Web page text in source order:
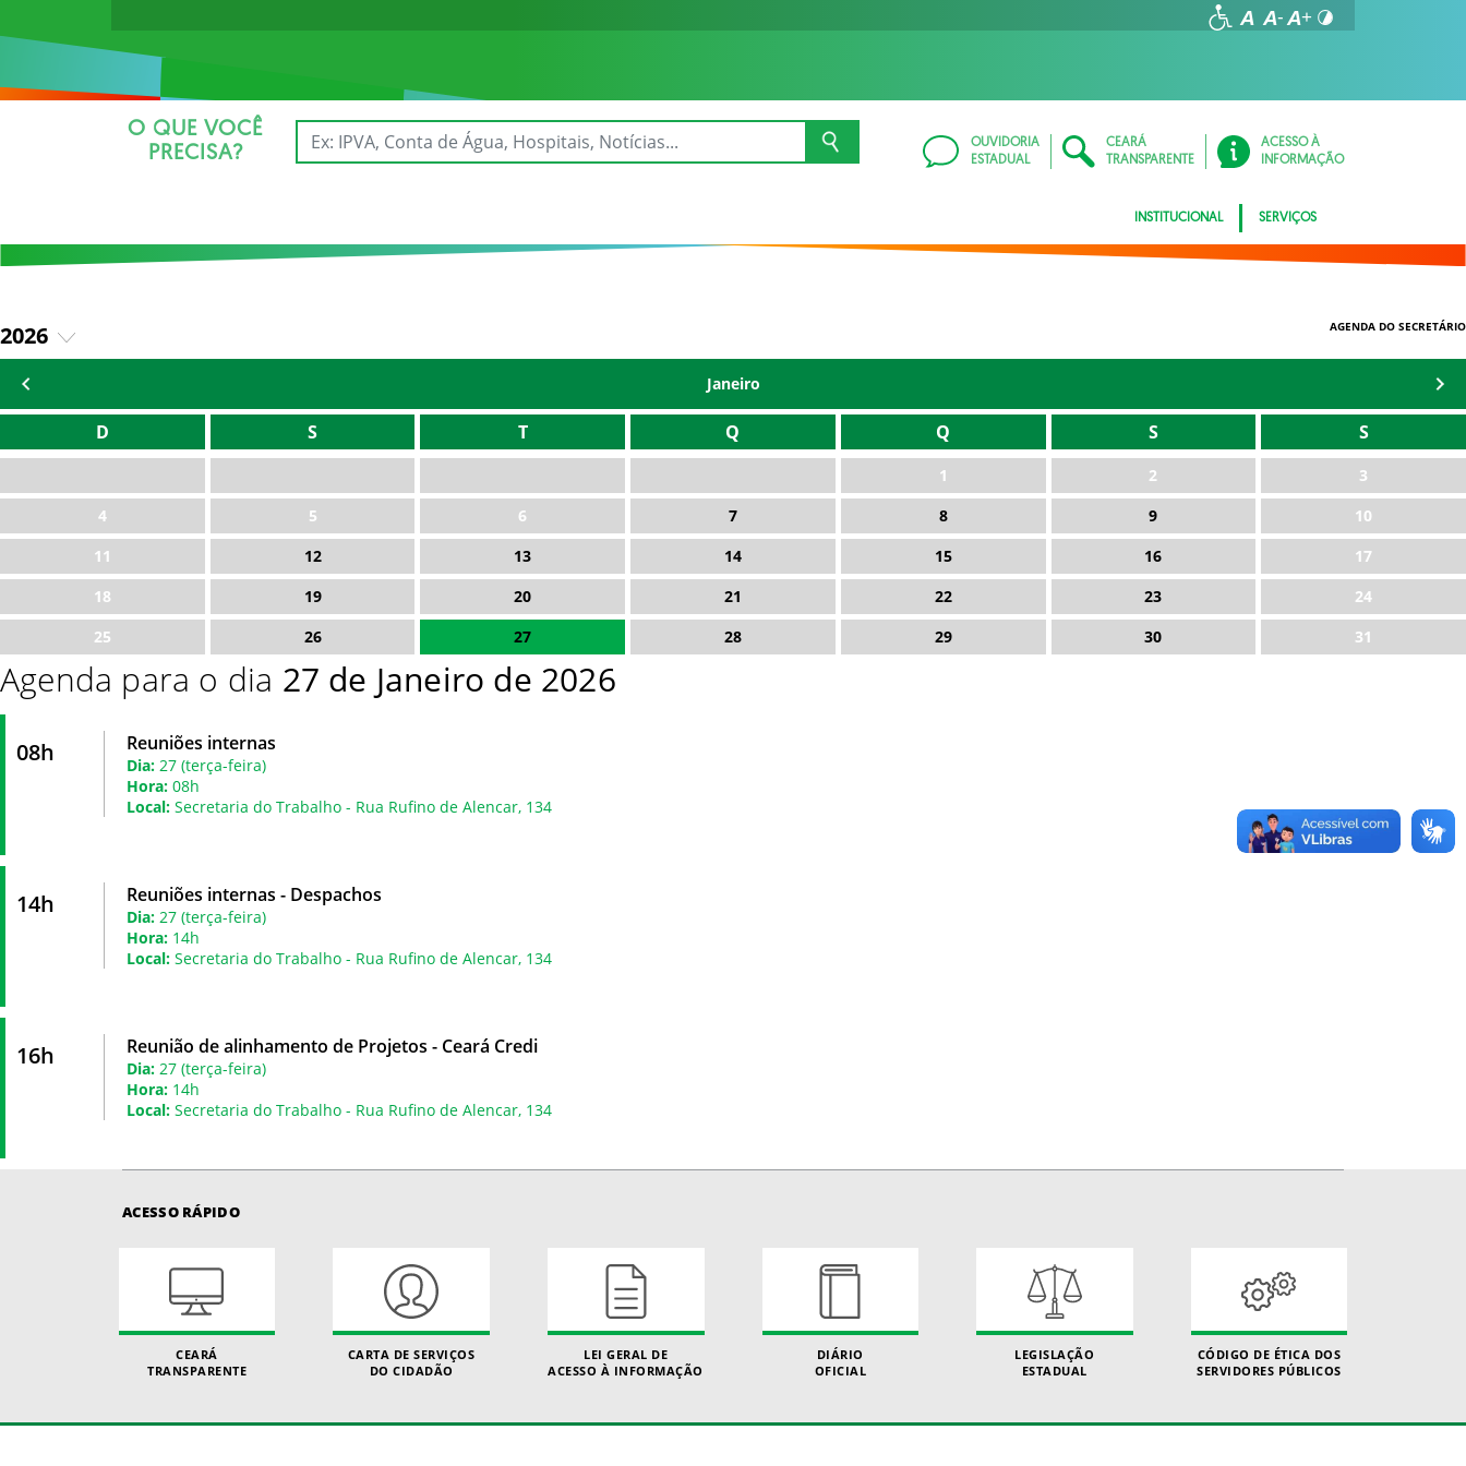
O QUE VOCÊ
PRECISA?
OUVIDORIA
ESTADUAL
CEARÁ
TRANSPARENTE
ACESSO À
INFORMAÇÃO
INSTITUCIONAL SERVIÇOS
2026
2025
AGENDA DO SECRETÁRIO
Janeiro
D S T Q Q S S
1 2
3
4
5 6 7 8 9
10
11
12 13 14 15 16
17
18
19 20 21 22 23
24
25
26 27 28 29 30 31
Agenda para o dia 27 de Janeiro de 2026
08h Reuniões internas
Dia: 27 (terça-feira)
Hora: 08h
Local: Secretaria do Trabalho - Rua Rufino de Alencar, 134
14h Reuniões internas - Despachos
Dia: 27 (terça-feira)
Hora: 14h
Local: Secretaria do Trabalho - Rua Rufino de Alencar, 134
16h Reunião de alinhamento de Projetos - Ceará Credi
Dia: 27 (terça-feira)
Hora: 14h
Local: Secretaria do Trabalho - Rua Rufino de Alencar, 134
ACESSO RÁPIDO
CEARÁ
TRANSPARENTE
CARTA DE SERVIÇOS
DO CIDADÃO
LEI GERAL DE
ACESSO À INFORMAÇÃO
DIÁRIO
OFICIAL
LEGISLAÇÃO
ESTADUAL
CÓDIGO DE ÉTICA DOS
SERVIDORES PÚBLICOS